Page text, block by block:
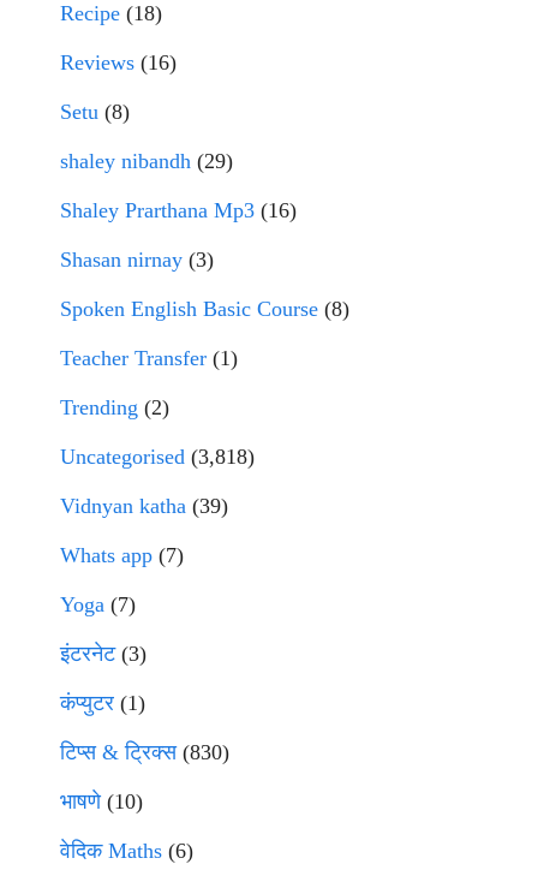
Recipe (18)
Reviews (16)
Setu (8)
shaley nibandh (29)
Shaley Prarthana Mp3 (16)
Shasan nirnay (3)
Spoken English Basic Course (8)
Teacher Transfer (1)
Trending (2)
Uncategorised (3,818)
Vidnyan katha (39)
Whats app (7)
Yoga (7)
इंटरनेट(3)
कंप्युटर (1)
टिप्स & ट्रिक्स(830)
भाषणे(10)
वेदिक Maths (6)